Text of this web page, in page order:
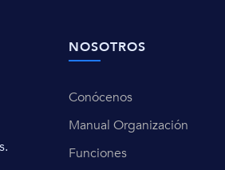
NOSOTROS
Conócenos
Manual Organización
Funciones